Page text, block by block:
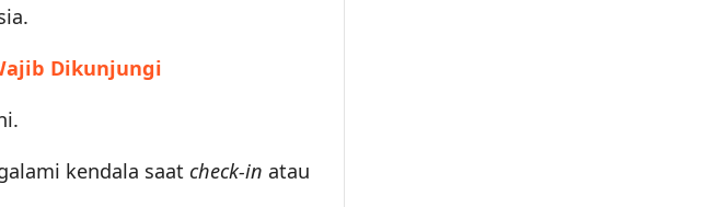
Dikunjungi
kendala saat check-in atau